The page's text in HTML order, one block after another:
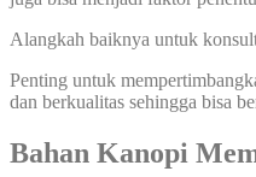
Alangkah baiknya untuk
Penting untuk
dan berkualitas sehingga bisa
Bahan Kanopi